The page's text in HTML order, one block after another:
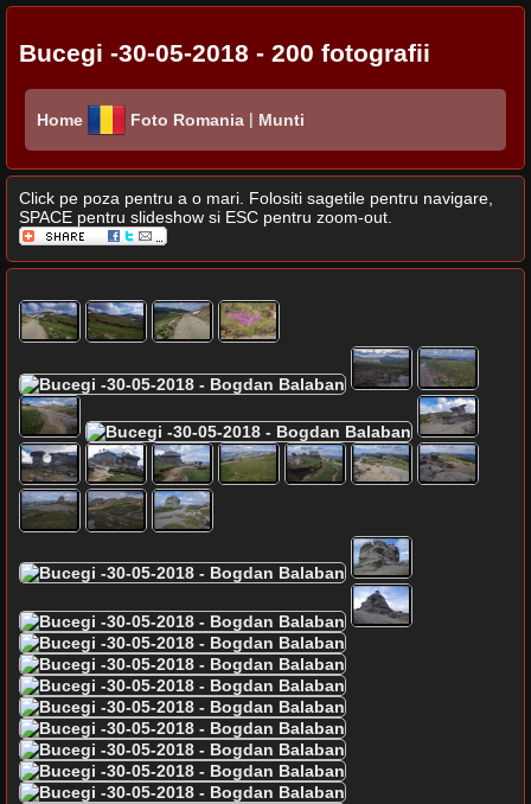
Bucegi -30-05-2018 - 200 fotografii
Home Foto Romania | Munti
Click pe poza pentru a o mari. Folositi sagetile pentru navigare,
SPACE pentru slideshow si ESC pentru zoom-out.